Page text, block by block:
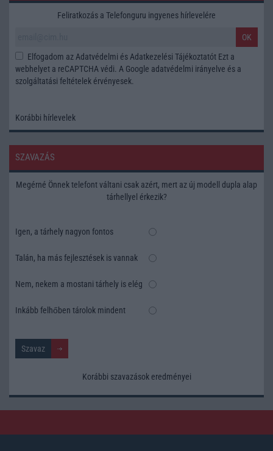
Feliratkozás a Telefonguru ingyenes hírlevelére
OK
Elfogadom azAdatvédelmi és Adatkezelési Tájékoztatót Ezt a
webhelyet a reCAPTCHA védi. A Google adatvédelmi irányelve és a
szolgáltatási feltételek érvényesek.
Korábbi hírlevelek
SZAVAZÁS
Megérné Önnek telefont váltani csak azért, mert az új modell dupla alap
tárhellyel érkezik?
Igen, a tárhely nagyon fontos
Talán, ha más fejlesztések is vannak
Nem, nekem a mostani tárhely is elég
Inkább felhőben tárolok mindent
Korábbi szavazások eredményei